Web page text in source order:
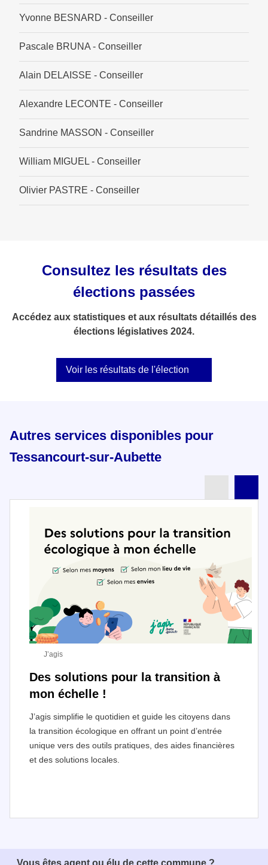
Yvonne BESNARD - Conseiller
Pascale BRUNA - Conseiller
Alain DELAISSE - Conseiller
Alexandre LECONTE - Conseiller
Sandrine MASSON - Conseiller
William MIGUEL - Conseiller
Olivier PASTRE - Conseiller
Consultez les résultats des
élections passées
Accédez aux statistiques et aux résultats détaillés des
élections législatives 2024.
Voir les résultats de l'élection
Autres services disponibles pour
Tessancourt-sur-Aubette
Des solutions pour la transition à
mon échelle !
J’agis simplifie le quotidien et guide les citoyens dans
la transition écologique en offrant un point d’entrée
unique vers des outils pratiques, des aides financières
et des solutions locales.
J’agis